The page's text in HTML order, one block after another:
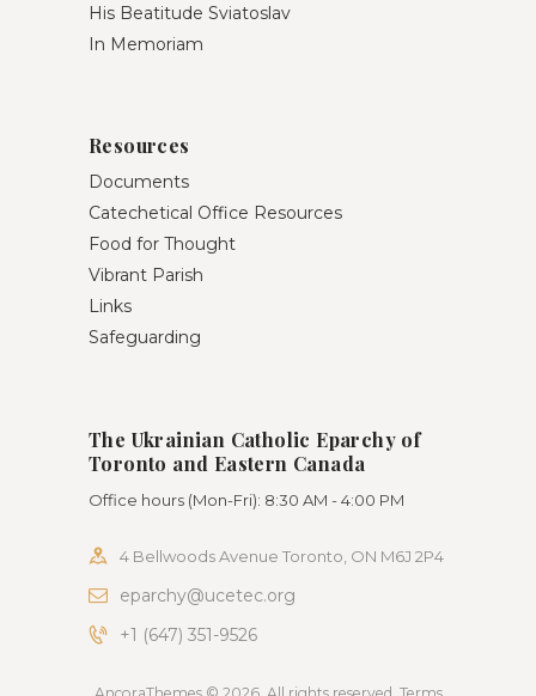
His Beatitude Sviatoslav
In Memoriam
Resources
Documents
Catechetical Office Resources
Food for Thought
Vibrant Parish
Links
Safeguarding
The Ukrainian Catholic Eparchy of
Toronto and Eastern Canada
Office hours (Mon-Fri): 8:30 AM - 4:00 PM
4 Bellwoods Avenue Toronto, ON M6J 2P4
eparchy@ucetec.org
+1 (647) 351-9526